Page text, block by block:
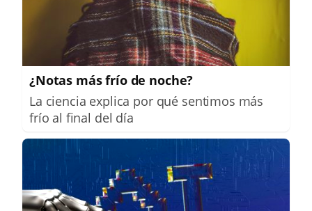
¿Notas más frío de noche?
La ciencia explica por qué sentimos más
frío al final del día